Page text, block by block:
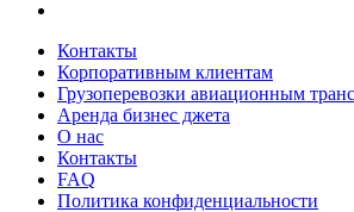
Контакты
Корпоративным клиентам
Грузоперевозки авиационным
Аренда бизнес джета
О нас
Контакты
FAQ
Политика конфиденциальности